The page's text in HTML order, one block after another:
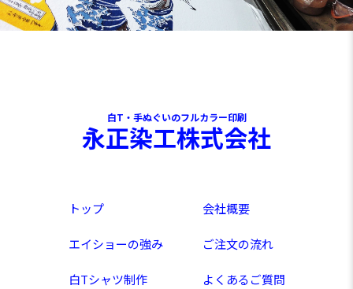
白T・手ぬぐいのフルカラー印刷
永正染工株式会社
トップ
エイショーの強み
白Tシャツ制作
会社概要
ご注文の流れ
よくあるご質問